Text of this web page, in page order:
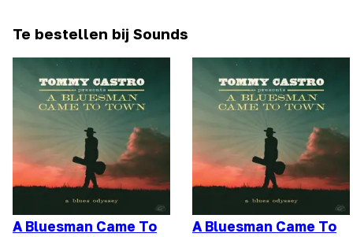
Te bestellen bij Sounds
A Bluesman Came To
A Bluesman Came To